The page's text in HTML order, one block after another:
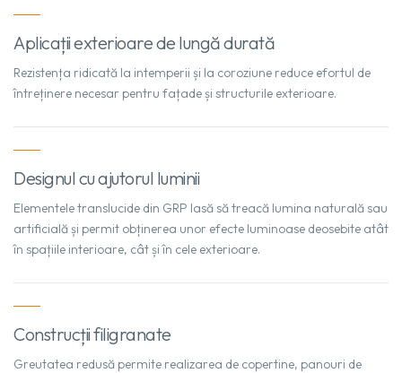
Aplicații exterioare de lungă durată
Rezistența ridicată la intemperii și la coroziune reduce efortul de
întreținere necesar pentru fațade și structurile exterioare.
Designul cu ajutorul luminii
Elementele translucide din GRP lasă să treacă lumina naturală sau
artificială și permit obținerea unor efecte luminoase deosebite atât
în spațiile interioare, cât și în cele exterioare.
Construcții filigranate
Greutatea redusă permite realizarea de copertine, panouri de